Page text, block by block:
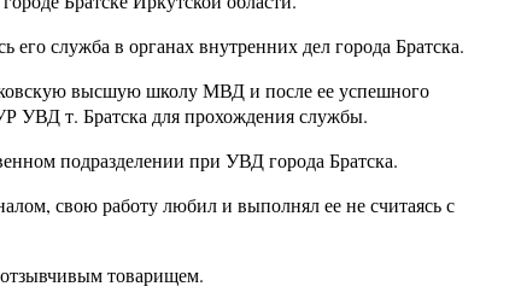
его служба в органах внутренних дел города Братска.
высшую школу МВД и после ее успешного
УВД т. Братска для прохождения службы.
подразделении при УВД города Братска.
свою работу любил и выполнял ее не считаясь с
товарищем.